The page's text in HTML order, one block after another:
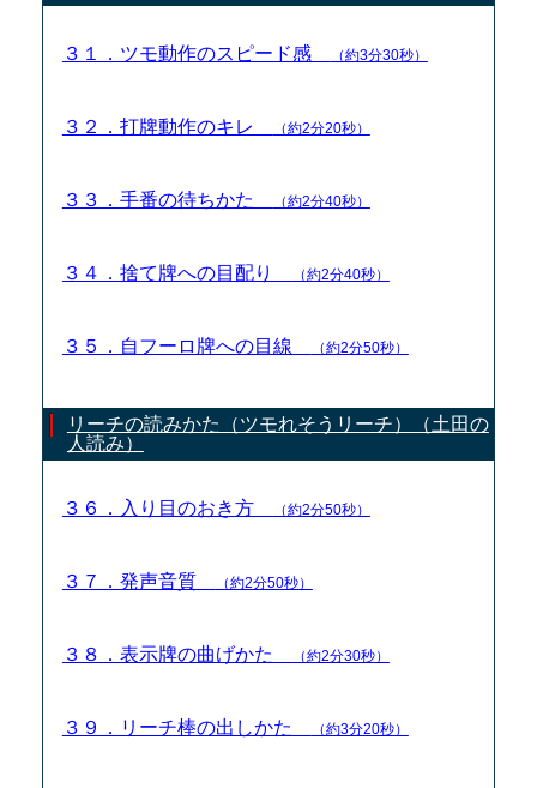
３１．ツモ動作のスピード感 （約3分30秒）
３２．打牌動作のキレ （約2分20秒）
３３．手番の待ちかた （約2分40秒）
３４．捨て牌への目配り （約2分40秒）
３５．自フーロ牌への目線 （約2分50秒）
リーチの読みかた（ツモれそうリーチ）（土田の
人読み）
３６．入り目のおき方 （約2分50秒）
３７．発声音質 （約2分50秒）
３８．表示牌の曲げかた （約2分30秒）
３９．リーチ棒の出しかた （約3分20秒）